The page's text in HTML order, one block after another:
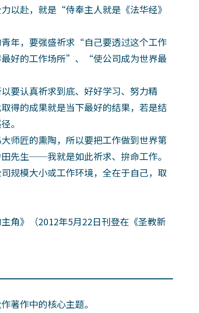
以赴，就是“侍奉主人就是《法华经》
，要强盛祈求“自己要透过这个工作
好的工作场所”、“使公司成为世界最
认真祈求到底、好好学习、努力精
得的成果就是当下最好的结果，若是结
。
匠的熏陶，所以要把工作做到世界第
先生──我就是如此祈求、拚命工作。
模大小或工作环境，全在于自己，取
》（2012年5月22日刊登在《圣教新
著作中的核心主题。